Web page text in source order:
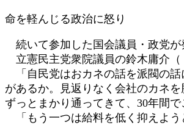
命を軽んじる政治に怒り
続いて参加した国会議員・政党が
立憲民主党衆院議員の鈴木庸介（
「自民党はおカネの話を派閥の話
があるか。見返りなく会社のカネ
ずっとまかり通ってきて、30年間
「もう一つは給料を低く抑えよう